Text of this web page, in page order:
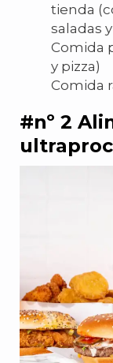
tienda
saladas
Comida
y pizza)
Comida
#nº 2